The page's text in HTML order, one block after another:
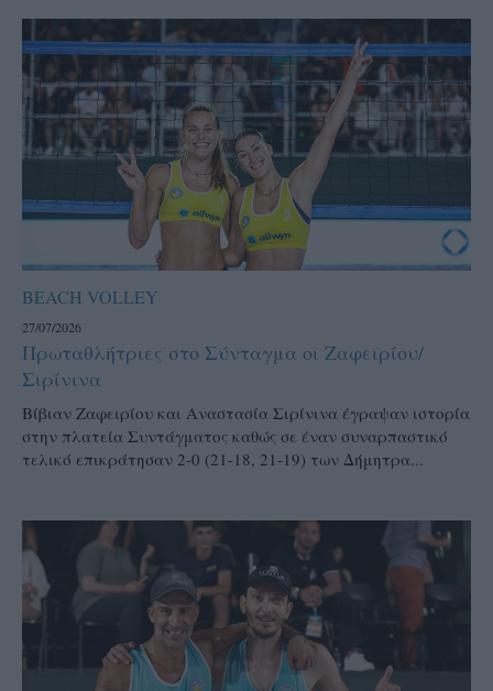
BEACH VOLLEY
27/07/2026
Πρωταθλήτριες στο Σύνταγμα οι Ζαφειρίου/
Σιρίνινα
Βίβιαν Ζαφειρίου και Αναστασία Σιρίνινα έγραψαν ιστορία
στην πλατεία Συντάγματος καθώς σε έναν συναρπαστικό
τελικό επικράτησαν 2-0 (21-18, 21-19) των Δήμητρα...